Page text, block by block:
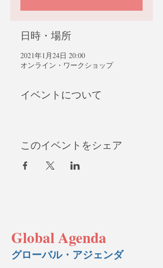
日時・場所
2021年1月24日 20:00
オンライン・ワークショップ
イベントについて
このイベントをシェア
Global Agenda
グローバル・アジェンダ